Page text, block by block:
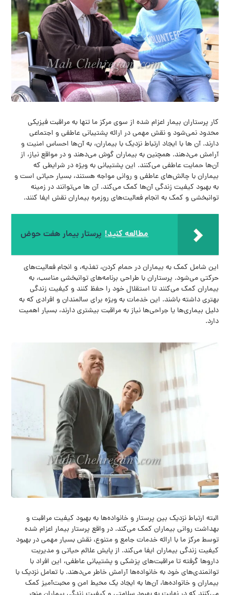
کار پرستاران بیمار اعزام شده از سوی مرکز ما تنها به مراقبت فیزیکی
محدود نمی‌شود و نقش مهمی در ارائه پشتیبانی عاطفی و اجتماعی
دارند. آن ها با ایجاد ارتباط نزدیک با بیماران، به آن‌ها احساس امنیت و
آرامش می‌دهند. همچنین به بیماران گوش می‌دهند و در مواقع نیاز، از
آن‌ها حمایت عاطفی می‌کنند. این پشتیبانی به ویژه در شرایطی که
بیماران با چالش‌های عاطفی و روانی مواجه هستند، بسیار حیاتی است و
به بهبود کیفیت زندگی آن‌ها کمک می‌کند. آن ها می‌توانند در زمینه
توانبخشی و کمک به انجام فعالیت‌های روزمره بیماران نقش ایفا کنند.
مطالعه کنید! پرستار بیمار هفت حوض
این شامل کمک به بیماران در حمام کردن، تغذیه، و انجام فعالیت‌های
حرکتی می‌شود. پرستاران با طراحی برنامه‌های توانبخشی مناسب، به
بیماران کمک می‌کنند تا استقلال خود را حفظ کنند و کیفیت زندگی
بهتری داشته باشند. این خدمات به ویژه برای سالمندان و افرادی که به
دلیل بیماری‌ها یا جراحی‌ها نیاز به مراقبت بیشتری دارند، بسیار اهمیت
دارد.
البته ارتباط نزدیک بین پرستار و خانواده‌ها به بهبود کیفیت مراقبت و
بهداشت روانی بیماران کمک می‌کند. در واقع پرستار بیمار اعزام شده
توسط مرکز ما با ارائه خدمات جامع و متنوع، نقش بسیار مهمی در بهبود
کیفیت زندگی بیماران ایفا می‌کند. از پایش علائم حیاتی و مدیریت
داروها گرفته تا مراقبت‌های پزشکی و پشتیبانی عاطفی، این افراد با
توانمندی‌های خود به خانواده‌ها آرامش خاطر می‌دهند. با تعامل نزدیک با
بیماران و خانواده‌ها، آن‌ها به ایجاد یک محیط امن و محبت‌آمیز کمک